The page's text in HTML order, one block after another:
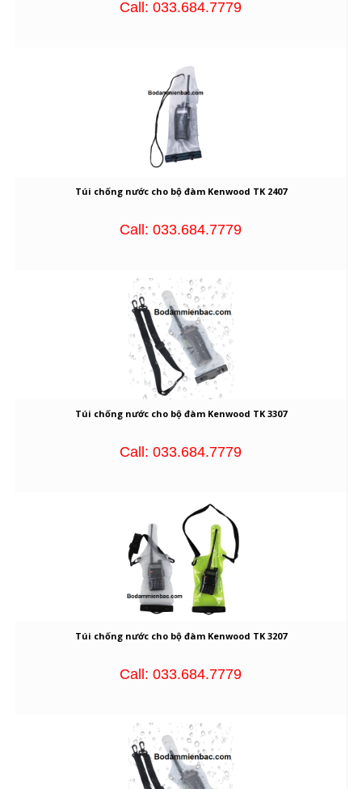
Call: 033.684.7779
Túi chống nước cho bộ đàm Kenwood TK 2407
Call: 033.684.7779
Túi chống nước cho bộ đàm Kenwood TK 3307
Call: 033.684.7779
Túi chống nước cho bộ đàm Kenwood TK 3207
Call: 033.684.7779